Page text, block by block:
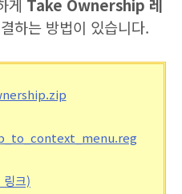
게 Take Ownership 레
하는 방법이 있습니다.
링크)